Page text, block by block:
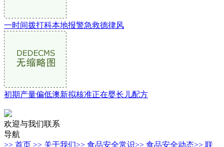
一时间拨打科本地报警急救德律风
初期产量偏低澳新拟核准正在婴长儿配方
欢迎与我们联系
导航
>> 首页 >> 关于我们>> 食品安全常识>> 食品安全动态>> 联